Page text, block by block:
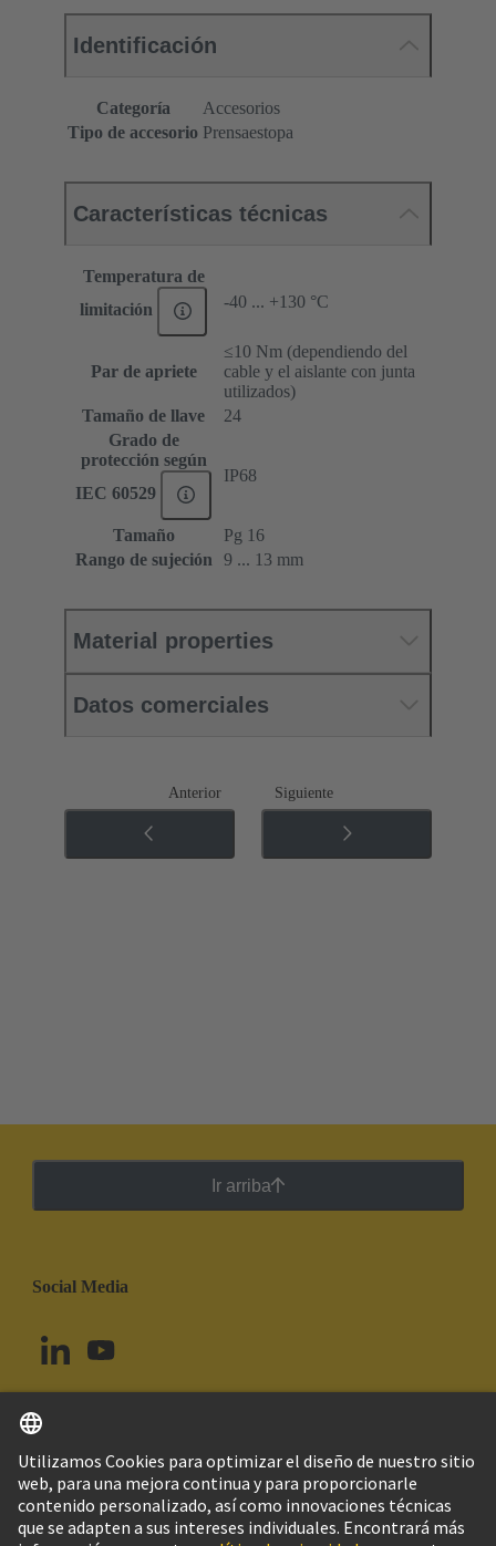
Identificación
Categoría
Accesorios
Tipo de accesorio Prensaestopa
Características técnicas
Temperatura de
limitación
-40 ... +130 °C
Par de apriete
≤10 Nm (dependiendo del
cable y el aislante con junta
utilizados)
Tamaño de llave
24
Grado de
protección según
IEC 60529
IP68
Tamaño
Pg 16
Rango de sujeción
9 ... 13 mm
Material properties
Datos comerciales
Anterior Siguiente
Ir arriba
Social Media
Uruguay Español